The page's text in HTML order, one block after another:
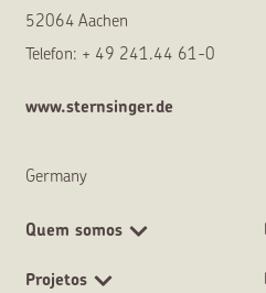
52064 Aachen
Telefon: + 49 241.44 61-0
www.sternsinger.de
Germany
Quem somos
Projetos